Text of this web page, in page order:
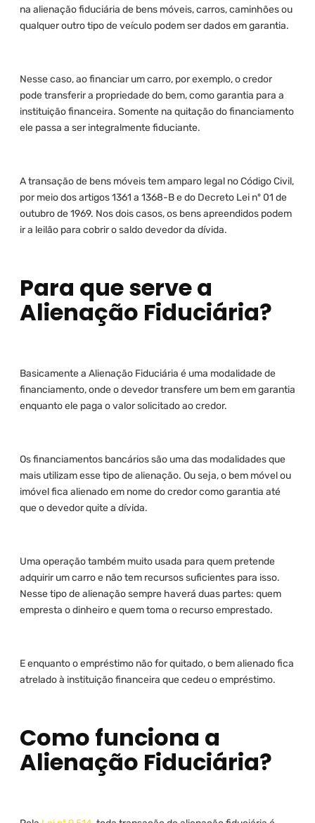
na alienação fiduciária de bens móveis, carros, caminhões ou
qualquer outro tipo de veículo podem ser dados em garantia.
Nesse caso, ao financiar um carro, por exemplo, o credor
pode transferir a propriedade do bem, como garantia para a
instituição financeira. Somente na quitação do financiamento
ele passa a ser integralmente fiduciante.
A transação de bens móveis tem amparo legal no Código Civil,
por meio dos artigos 1361 a 1368-B e do Decreto Lei nº 01 de
outubro de 1969. Nos dois casos, os bens apreendidos podem
ir a leilão para cobrir o saldo devedor da dívida.
Para que serve a
Alienação Fiduciária?
Basicamente a Alienação Fiduciária é uma modalidade de
financiamento, onde o devedor transfere um bem em garantia
enquanto ele paga o valor solicitado ao credor.
Os financiamentos bancários são uma das modalidades que
mais utilizam esse tipo de alienação. Ou seja, o bem móvel ou
imóvel fica alienado em nome do credor como garantia até
que o devedor quite a dívida.
Uma operação também muito usada para quem pretende
adquirir um carro e não tem recursos suficientes para isso.
Nesse tipo de alienação sempre haverá duas partes: quem
empresta o dinheiro e quem toma o recurso emprestado.
E enquanto o empréstimo não for quitado, o bem alienado fica
atrelado à instituição financeira que cedeu o empréstimo.
Como funciona a
Alienação Fiduciária?